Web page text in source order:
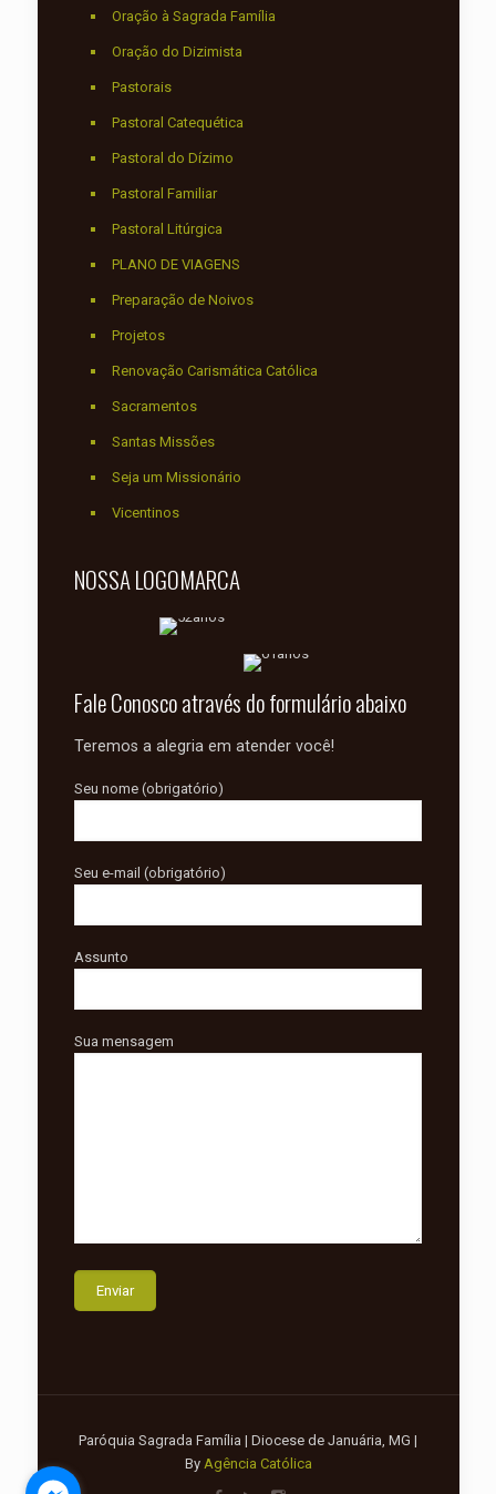
Oração à Sagrada Família
Oração do Dizimista
Pastorais
Pastoral Catequética
Pastoral do Dízimo
Pastoral Familiar
Pastoral Litúrgica
PLANO DE VIAGENS
Preparação de Noivos
Projetos
Renovação Carismática Católica
Sacramentos
Santas Missões
Seja um Missionário
Vicentinos
NOSSA LOGOMARCA
Fale Conosco através do formulário abaixo
Teremos a alegria em atender você!
Seu nome (obrigatório)
Seu e-mail (obrigatório)
Assunto
Sua mensagem
Paróquia Sagrada Família | Diocese de Januária, MG |
By Agência Católica